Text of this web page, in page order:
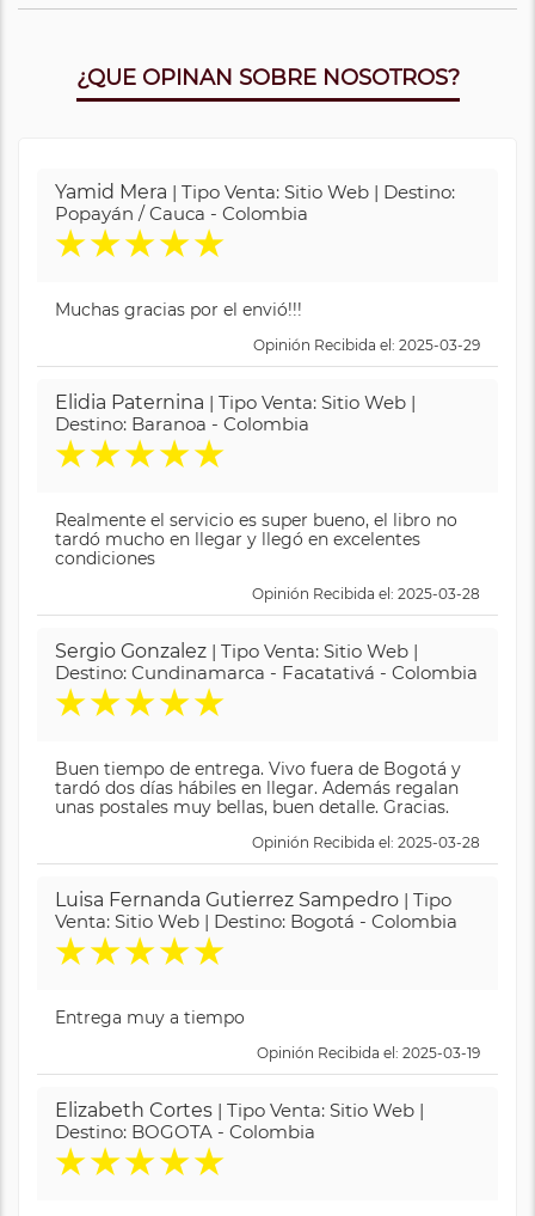
¿QUE OPINAN SOBRE NOSOTROS?
Yamid Mera | Tipo Venta: Sitio Web | Destino:
Popayán / Cauca - Colombia
★★★★★
Muchas gracias por el envió!!!
Opinión Recibida el: 2025-03-29
Elidia Paternina | Tipo Venta: Sitio Web |
Destino: Baranoa - Colombia
★★★★★
Realmente el servicio es super bueno, el libro no
tardó mucho en llegar y llegó en excelentes
condiciones
Opinión Recibida el: 2025-03-28
Sergio Gonzalez | Tipo Venta: Sitio Web |
Destino: Cundinamarca - Facatativá - Colombia
★★★★★
Buen tiempo de entrega. Vivo fuera de Bogotá y
tardó dos días hábiles en llegar. Además regalan
unas postales muy bellas, buen detalle. Gracias.
Opinión Recibida el: 2025-03-28
Luisa Fernanda Gutierrez Sampedro | Tipo
Venta: Sitio Web | Destino: Bogotá - Colombia
★★★★★
Entrega muy a tiempo
Opinión Recibida el: 2025-03-19
Elizabeth Cortes | Tipo Venta: Sitio Web |
Destino: BOGOTA - Colombia
★★★★★